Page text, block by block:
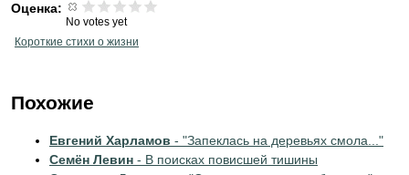
Оценка:
No votes yet
Короткие стихи о жизни
Похожие
Евгений Харламов - "Запеклась на деревьях смола..."
Семён Левин - В поисках повисшей тишины